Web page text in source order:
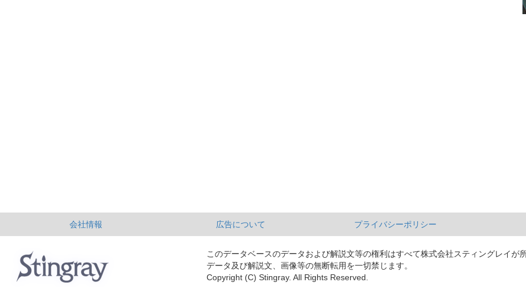
会社情報 広告について プライバシーポリシー
このデータベースのデータおよび解説文等の権利はすべて株式会社スティングレイが
データ及び解説文、画像等の無断転用を一切禁じます。
Copyright (C) Stingray. All Rights Reserved.